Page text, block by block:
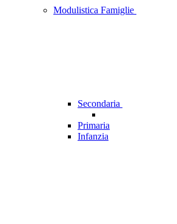
Modulistica Famiglie
Secondaria
Primaria
Infanzia